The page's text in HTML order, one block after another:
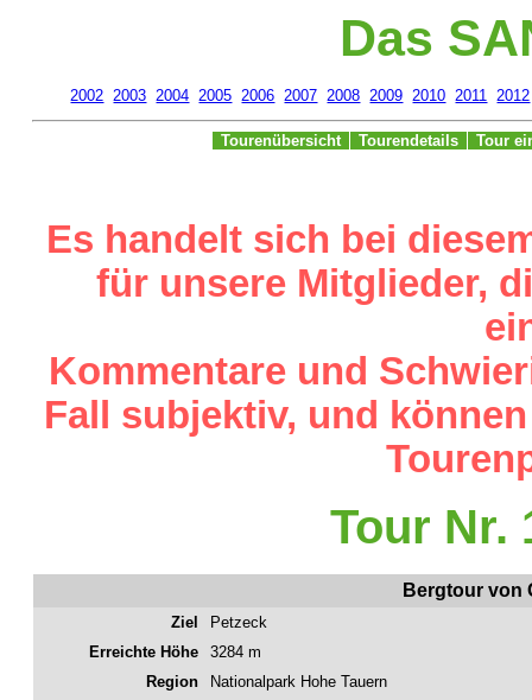
Das
2002 2003 2004 2005 2006 2007 2008 2009 2010 2011 2012
Tourenübersicht Tourendetails Tour
Es handelt sich bei
für unsere Mitglieder,
Kommentare und
Fall subjektiv, und
Tour Nr.
Bergtour von
Ziel
Petzeck
Erreichte Höhe
3284 m
Region
Nationalpark Hohe Tauern